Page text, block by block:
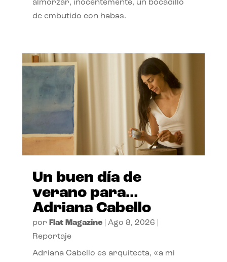
almorzar, inocentemente, un bocadillo
de embutido con habas.
Un buen día de
verano para…
Adriana Cabello
por Flat Magazine| Ago 8, 2026
Reportaje
Adriana Cabello es arquitecta, «a mi